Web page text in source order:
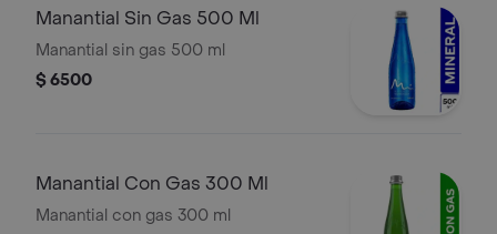
Manantial Sin Gas 500 Ml
Manantial sin gas 500 ml
$ 6500
Manantial Con Gas 300 Ml
Manantial con gas 300 ml